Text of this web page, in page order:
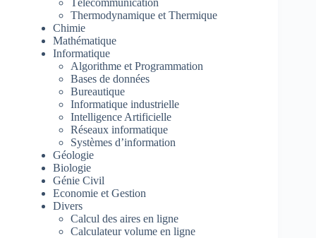
Télécommunication
Thermodynamique et Thermique
Chimie
Mathématique
Informatique
Algorithme et Programmation
Bases de données
Bureautique
Informatique industrielle
Intelligence Artificielle
Réseaux informatique
Systèmes d’information
Géologie
Biologie
Génie Civil
Economie et Gestion
Divers
Calcul des aires en ligne
Calculateur volume en ligne